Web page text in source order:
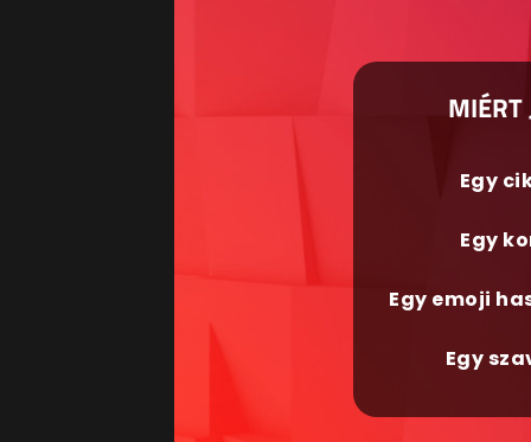
MIÉRT
Egy
Egy
Egy emoji
Egy